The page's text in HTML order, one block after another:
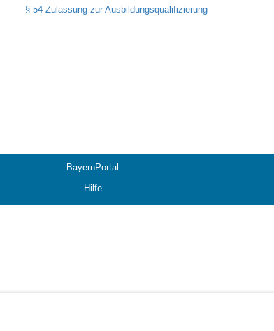
§ 54 Zulassung zur Ausbildungsqualifizierung
BayernPortal
Hilfe